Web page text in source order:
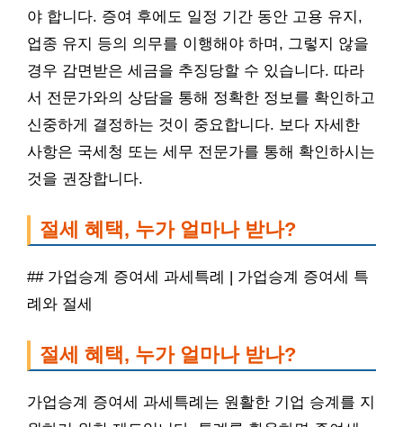
야 합니다. 증여 후에도 일정 기간 동안 고용 유지,
업종 유지 등의 의무를 이행해야 하며, 그렇지 않을
경우 감면받은 세금을 추징당할 수 있습니다. 따라
서 전문가와의 상담을 통해 정확한 정보를 확인하고
신중하게 결정하는 것이 중요합니다. 보다 자세한
사항은 국세청 또는 세무 전문가를 통해 확인하시는
것을 권장합니다.
절세 혜택, 누가 얼마나 받나?
## 가업승계 증여세 과세특례 | 가업승계 증여세 특
례와 절세
절세 혜택, 누가 얼마나 받나?
가업승계 증여세 과세특례는 원활한 기업 승계를 지